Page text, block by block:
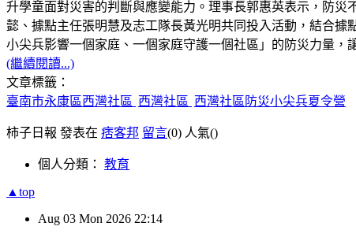
升學童面對災害的判斷與應變能力。理事長郭惠英表示，防
懿、據點主任張明慧及志工隊長黃光明共同投入活動，結合
小尖兵影響一個家庭、一個家庭守護一個社區」的防災力量，
(繼續閱讀...)
文章標籤：
臺南市永康區西灣社區 西灣社區 西灣社區防災小尖兵夏令營
柿子日報 發表在 痞客邦 留言(0) 人氣()
個人分類： 教育
▲top
Aug 03 Mon 2026 22:14